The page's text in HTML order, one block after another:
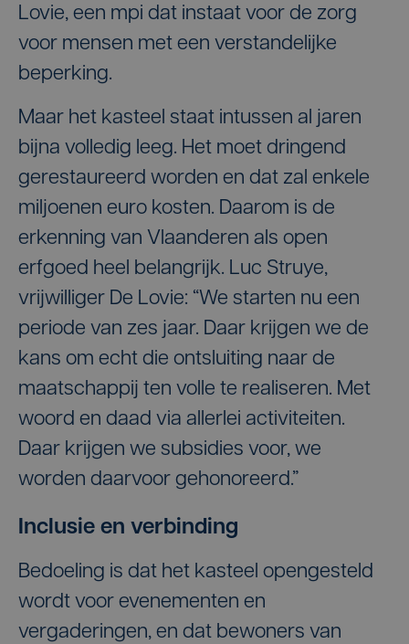
Lovie, een mpi dat instaat voor de zorg
voor mensen met een verstandelijke
beperking.
Maar het kasteel staat intussen al jaren
bijna volledig leeg. Het moet dringend
gerestaureerd worden en dat zal enkele
miljoenen euro kosten. Daarom is de
erkenning van Vlaanderen als open
erfgoed heel belangrijk. Luc Struye,
vrijwilliger De Lovie: “We starten nu een
periode van zes jaar. Daar krijgen we de
kans om echt die ontsluiting naar de
maatschappij ten volle te realiseren. Met
woord en daad via allerlei activiteiten.
Daar krijgen we subsidies voor, we
worden daarvoor gehonoreerd.”
Inclusie en verbinding
Bedoeling is dat het kasteel opengesteld
wordt voor evenementen en
vergaderingen, en dat bewoners van